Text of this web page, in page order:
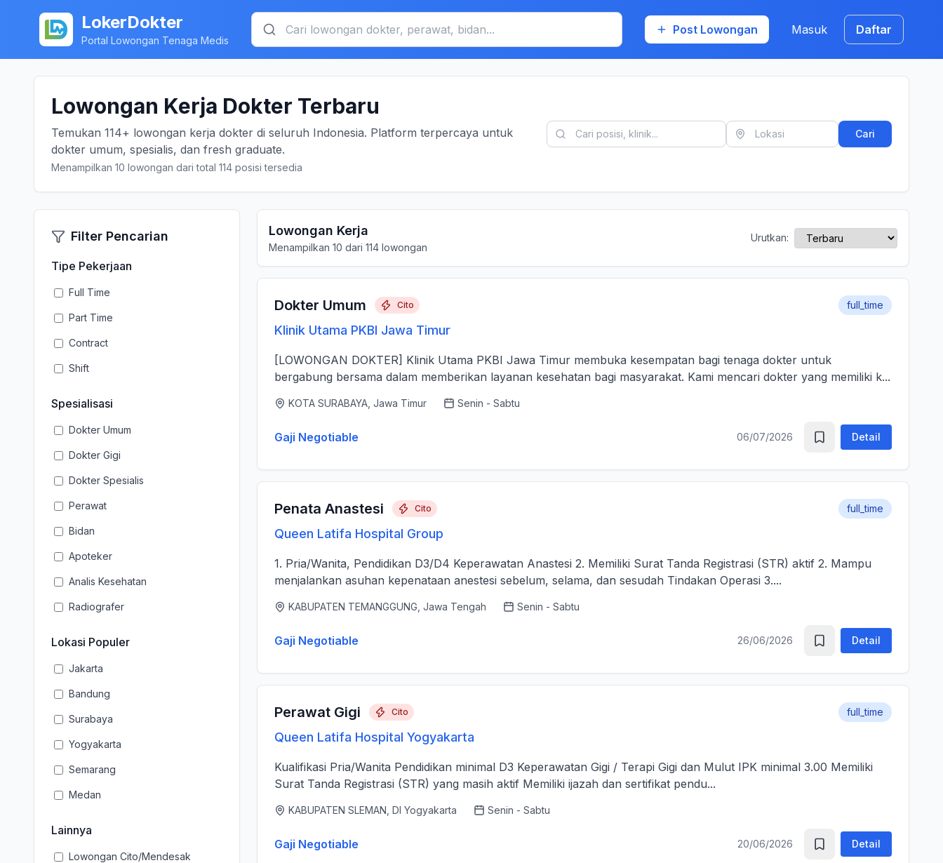
LokerDokter
Portal Lowongan Tenaga Medis
Post Lowongan Masuk Daftar
Lowongan Kerja Dokter Terbaru
Temukan 114+ lowongan kerja dokter di seluruh Indonesia. Platform terpercaya untuk
dokter umum, spesialis, dan fresh graduate.
Menampilkan 10 lowongan dari total 114 posisi tersedia
Cari
Filter Pencarian
Tipe Pekerjaan
Full Time
Part Time
Contract
Shift
Spesialisasi
Dokter Umum
Dokter Gigi
Dokter Spesialis
Perawat
Bidan
Apoteker
Analis Kesehatan
Radiografer
Lokasi Populer
Jakarta
Bandung
Surabaya
Yogyakarta
Semarang
Medan
Lainnya
Lowongan Cito/Mendesak
Lowongan Kerja
Menampilkan 10 dari 114 lowongan
Urutkan:
Dokter Umum Cito
Klinik Utama PKBI Jawa Timur
full_time
[LOWONGAN DOKTER] Klinik Utama PKBI Jawa Timur membuka kesempatan bagi tenaga dokter untuk
bergabung bersama dalam memberikan layanan kesehatan bagi masyarakat. Kami mencari dokter yang memiliki k...
KOTA SURABAYA, Jawa Timur Senin - Sabtu
Gaji Negotiable 06/07/2026 Detail
Penata Anastesi Cito
Queen Latifa Hospital Group
full_time
1. Pria/Wanita, Pendidikan D3/D4 Keperawatan Anastesi 2. Memiliki Surat Tanda Registrasi (STR) aktif 2. Mampu
menjalankan asuhan kepenataan anestesi sebelum, selama, dan sesudah Tindakan Operasi 3....
KABUPATEN TEMANGGUNG, Jawa Tengah Senin - Sabtu
Gaji Negotiable 26/06/2026 Detail
Perawat Gigi Cito
Queen Latifa Hospital Yogyakarta
full_time
Kualifikasi Pria/Wanita Pendidikan minimal D3 Keperawatan Gigi / Terapi Gigi dan Mulut IPK minimal 3.00 Memiliki
Surat Tanda Registrasi (STR) yang masih aktif Memiliki ijazah dan sertifikat pendu...
KABUPATEN SLEMAN, DI Yogyakarta Senin - Sabtu
Gaji Negotiable 20/06/2026 Detail